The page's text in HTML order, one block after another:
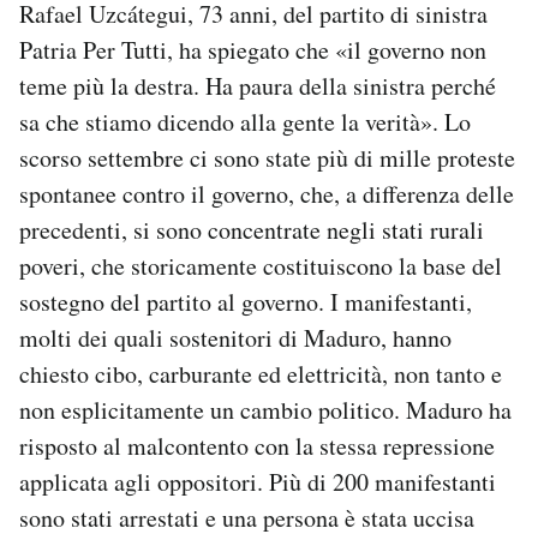
Rafael Uzcátegui, 73 anni, del partito di sinistra
Patria Per Tutti, ha spiegato che «il governo non
teme più la destra. Ha paura della sinistra perché
sa che stiamo dicendo alla gente la verità». Lo
scorso settembre ci sono state più di mille proteste
spontanee contro il governo, che, a differenza delle
precedenti, si sono concentrate negli stati rurali
poveri, che storicamente costituiscono la base del
sostegno del partito al governo. I manifestanti,
molti dei quali sostenitori di Maduro, hanno
chiesto cibo, carburante ed elettricità, non tanto e
non esplicitamente un cambio politico. Maduro ha
risposto al malcontento con la stessa repressione
applicata agli oppositori. Più di 200 manifestanti
sono stati arrestati e una persona è stata uccisa